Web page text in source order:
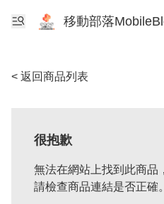
移動部落
< 返回商品列表
很抱歉
無法在網站上找到此商品
請檢查商品連結是否正確。